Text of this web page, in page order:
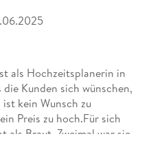
Geburten von denen
beschrieben aber von
eigentlich hinfiebern
Schade!
als Hochzeitsplanerin in
Kunden sich wünschen,
kein Wunsch zu
Preis zu hoch.Für sich
als Braut. Zweimal war sie